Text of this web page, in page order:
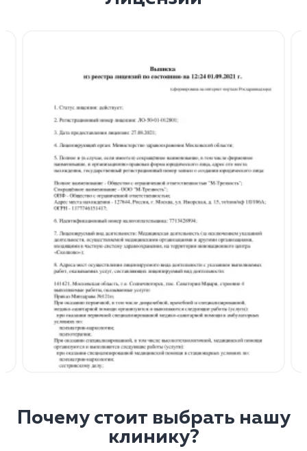
Почему стоит выбрать нашу
клинику?